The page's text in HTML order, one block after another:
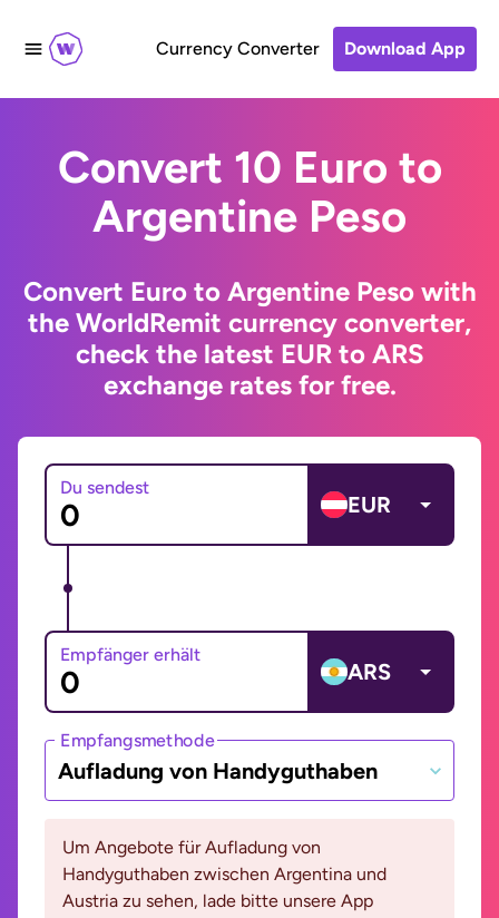
Currency Converter Download App
Convert 10 Euro to
Argentine Peso
Convert Euro to Argentine Peso with
the WorldRemit currency converter,
check the latest EUR to ARS
exchange rates for free.
Du sendest
EUR
Empfänger erhält
ARS
Empfangsmethode
Aufladung von Handyguthaben
Um Angebote für Aufladung von
Handyguthaben zwischen Argentina und
Austria zu sehen, lade bitte unsere App